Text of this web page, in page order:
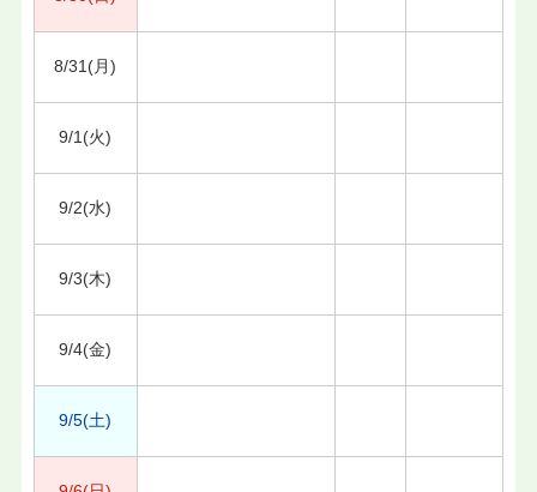
8/31(月)
9/1(火)
9/2(水)
9/3(木)
9/4(金)
9/5(土)